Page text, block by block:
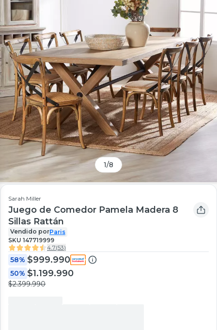
1/8
Sarah Miller
Juego de Comedor Pamela Madera 8
Sillas Rattán
Vendido porParis
SKU 147719999
4.7(53)
58% $999.990
50% $1.199.990
$2.399.990